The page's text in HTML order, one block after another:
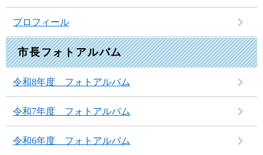
プロフィール
市長フォトアルバム
令和8年度 フォトアルバム
令和7年度 フォトアルバム
令和6年度 フォトアルバム